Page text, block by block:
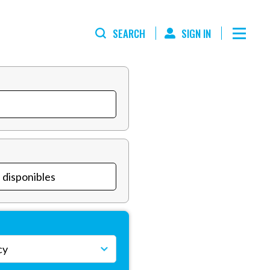
SEARCH SIGN IN